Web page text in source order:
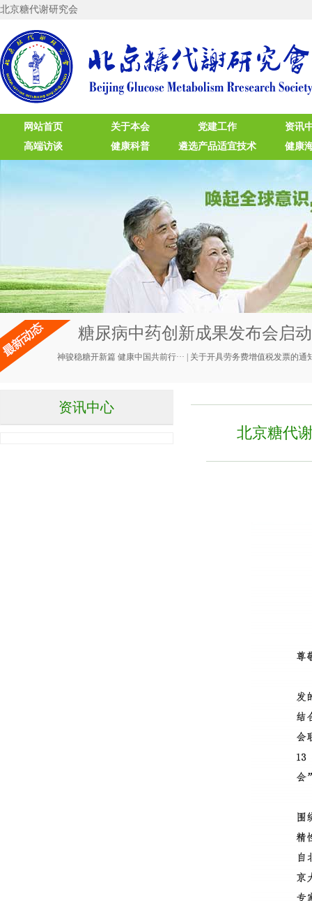
北京糖代谢研究会
网站首页 关于本会 党建工作
资讯
高端访谈
健康科普 遴选产品适宜技术 健康
糖尿病中药创新成果发布会启动
神骏稳糖开新篇 健康中国共前行··· 关于开具劳务费增值税发票的通
资讯中心
北京糖代